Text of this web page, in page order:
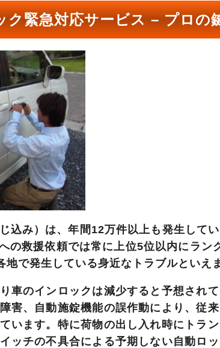
緊急対応サービス – プロの鍵出張専
込み）は、年間 12万件以上 も発生して
の救援依頼では常に上位5位以内にラン
地で発生している身近なトラブルといえ
車のインロックは減少すると予想されて
害、自動施錠機能の誤作動により、従
います。特に荷物の出し入れ時にトラ
ッチの不具合による予期しない自動ロッ